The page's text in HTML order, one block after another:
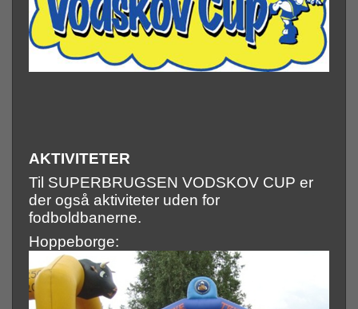
AKTIVITETER
Til SUPERBRUGSEN VODSKOV CUP er
der også aktiviteter uden for
fodboldbanerne.
Hoppeborge: